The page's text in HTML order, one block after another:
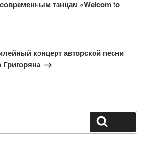
танцам «Welcom to
концерт авторской песни
Григоряна